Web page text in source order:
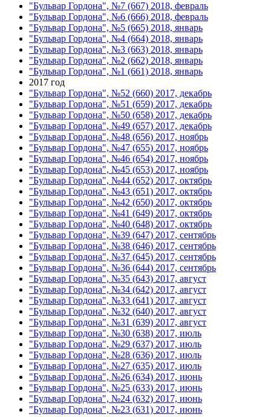
"Бульвар Гордона", №7 (667) 2018, февраль
"Бульвар Гордона", №6 (666) 2018, февраль
"Бульвар Гордона", №5 (665) 2018, январь
"Бульвар Гордона", №4 (664) 2018, январь
"Бульвар Гордона", №3 (663) 2018, январь
"Бульвар Гордона", №2 (662) 2018, январь
"Бульвар Гордона", №1 (661) 2018, январь
2017 год
"Бульвар Гордона", №52 (660) 2017, декабрь
"Бульвар Гордона", №51 (659) 2017, декабрь
"Бульвар Гордона", №50 (658) 2017, декабрь
"Бульвар Гордона", №49 (657) 2017, декабрь
"Бульвар Гордона", №48 (656) 2017, ноябрь
"Бульвар Гордона", №47 (655) 2017, ноябрь
"Бульвар Гордона", №46 (654) 2017, ноябрь
"Бульвар Гордона", №45 (653) 2017, ноябрь
"Бульвар Гордона", №44 (652) 2017, октябрь
"Бульвар Гордона", №43 (651) 2017, октябрь
"Бульвар Гордона", №42 (650) 2017, октябрь
"Бульвар Гордона", №41 (649) 2017, октябрь
"Бульвар Гордона", №40 (648) 2017, октябрь
"Бульвар Гордона", №39 (647) 2017, сентябрь
"Бульвар Гордона", №38 (646) 2017, сентябрь
"Бульвар Гордона", №37 (645) 2017, сентябрь
"Бульвар Гордона", №36 (644) 2017, сентябрь
"Бульвар Гордона", №35 (643) 2017, август
"Бульвар Гордона", №34 (642) 2017, август
"Бульвар Гордона", №33 (641) 2017, август
"Бульвар Гордона", №32 (640) 2017, август
"Бульвар Гордона", №31 (639) 2017, август
"Бульвар Гордона", №30 (638) 2017, июль
"Бульвар Гордона", №29 (637) 2017, июль
"Бульвар Гордона", №28 (636) 2017, июль
"Бульвар Гордона", №27 (635) 2017, июль
"Бульвар Гордона", №26 (634) 2017, июнь
"Бульвар Гордона", №25 (633) 2017, июнь
"Бульвар Гордона", №24 (632) 2017, июнь
"Бульвар Гордона", №23 (631) 2017, июнь